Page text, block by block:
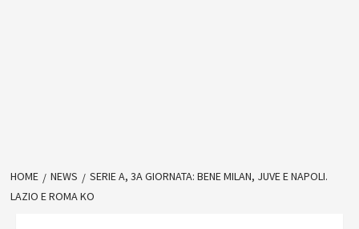
HOME NEWS
SERIE A, 3A GIORNATA: BENE MILAN, JUVE E NAPOLI.
LAZIO E ROMA KO